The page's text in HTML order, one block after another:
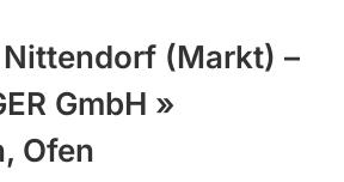
(Markt) –
GmbH »
Ofen